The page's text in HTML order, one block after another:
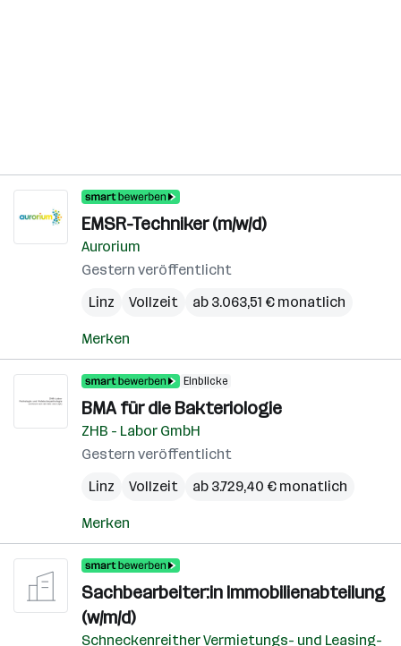
EMSR-Techniker (m/w/d)
Aurorium
Gestern veröffentlicht
Linz
Vollzeit ab 3.063,51 € monatlich
Merken
Einblicke
BMA für die Bakteriologie
ZHB - Labor GmbH
Gestern veröffentlicht
Linz
Vollzeit ab 3.729,40 € monatlich
Merken
Sachbearbeiter:in Immobilienabteilung
(w/m/d)
Schneckenreither Vermietungs- und Leasing-